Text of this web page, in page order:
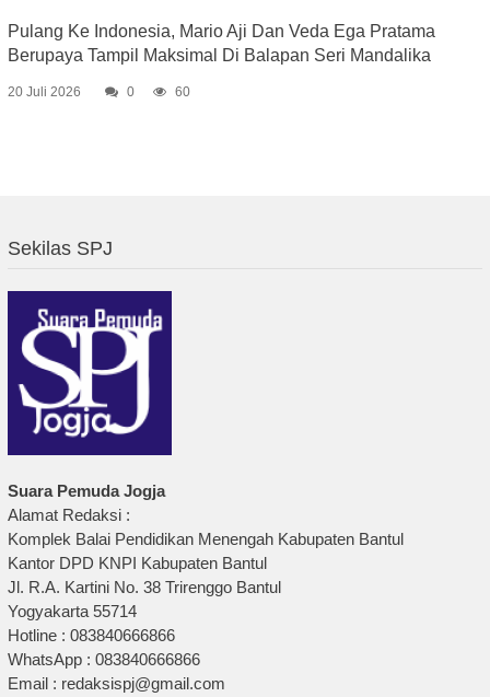
Pulang Ke Indonesia, Mario Aji Dan Veda Ega Pratama
Berupaya Tampil Maksimal Di Balapan Seri Mandalika
20 Juli 2026 0 60
Sekilas SPJ
Suara Pemuda Jogja
Alamat Redaksi :
Komplek Balai Pendidikan Menengah Kabupaten Bantul
Kantor DPD KNPI Kabupaten Bantul
Jl. R.A. Kartini No. 38 Trirenggo Bantul
Yogyakarta 55714
Hotline : 083840666866
WhatsApp : 083840666866
Email : redaksispj@gmail.com